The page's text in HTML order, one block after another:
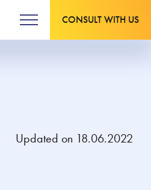
CONSULT WITH US
Updated on 18.06.2022